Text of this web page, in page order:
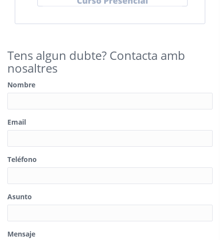
Tens algun dubte? Contacta amb
nosaltres
Nombre
Email
Teléfono
Asunto
Mensaje